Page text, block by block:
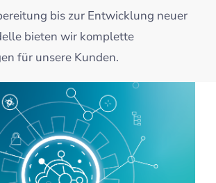
bis zur Entwicklung neuer
bieten wir komplette
für unsere Kunden.